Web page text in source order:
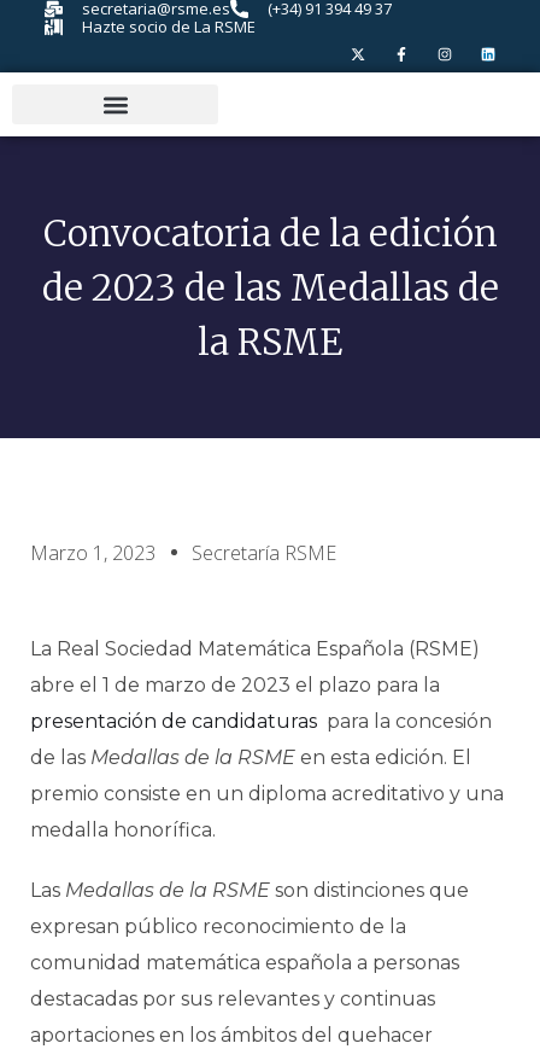
secretaria@rsme.es
(+34) 91 394 49 37
Hazte socio de La RSME
Convocatoria de la edición
de 2023 de las Medallas de
la RSME
Marzo 1, 2023 Secretaría RSME
La Real Sociedad Matemática Española (RSME)
abre el 1 de marzo de 2023 el plazo para la
presentación de candidaturas para la concesión
de las Medallas de la RSME en esta edición. El
premio consiste en un diploma acreditativo y una
medalla honorífica.
Las Medallas de la RSME son distinciones que
expresan público reconocimiento de la
comunidad matemática española a personas
destacadas por sus relevantes y continuas
aportaciones en los ámbitos del quehacer